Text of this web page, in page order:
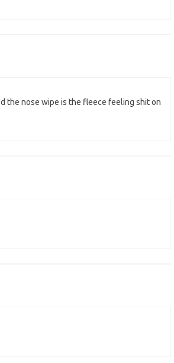
the nose wipe is the fleece feeling shit on